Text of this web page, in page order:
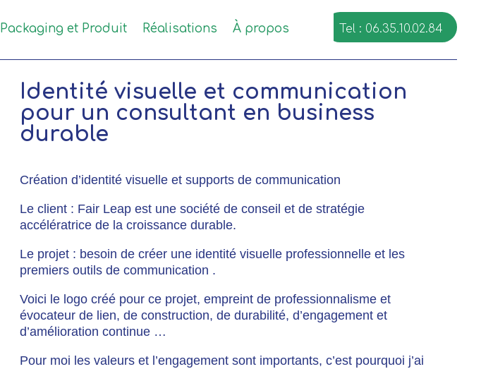
Packaging et Produit Réalisations À propos Tel : 06.35.10.02.84
Identité visuelle et communication
pour un consultant en business
durable
Création d’identité visuelle et supports de communication
Le client : Fair Leap est une société de conseil et de stratégie
accélératrice de la croissance durable.
Le projet : besoin de créer une identité visuelle professionnelle et les
premiers outils de communication .
Voici le logo créé pour ce projet, empreint de professionnalisme et
évocateur de lien, de construction, de durabilité, d’engagement et
d’amélioration continue …
Pour moi les valeurs et l’engagement sont importants, c’est pourquoi j’ai